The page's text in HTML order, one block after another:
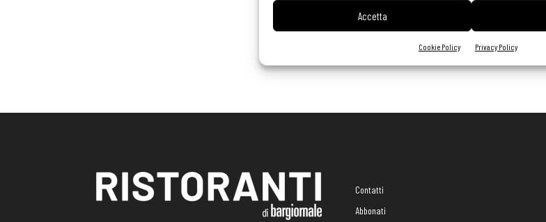
Accetta
Cookie Policy Privacy Policy
Contatti
Abbonati